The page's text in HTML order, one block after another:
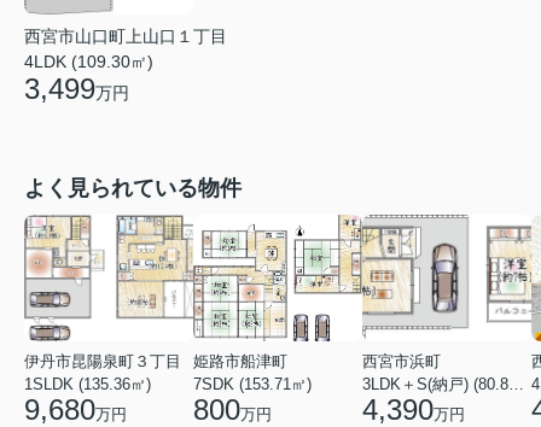
西宮市山口町上山口１丁目
4LDK (109.30㎡)
3,499万円
よく見られている物件
伊丹市昆陽泉町３丁目
1SLDK (135.36㎡)
9,680万円
姫路市船津町
7SDK (153.71㎡)
800万円
西宮市浜町
3LDK＋S(納戸) (80.84㎡)
4,390万円